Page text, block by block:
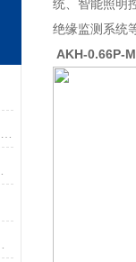
统、智能照明
绝缘监测系统
AKH-0.66P-